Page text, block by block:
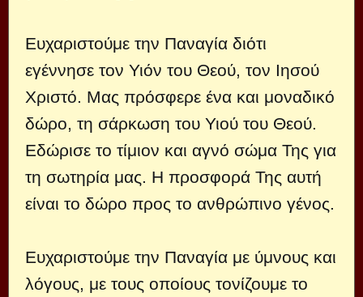
Ευχαριστούμε την Παναγία διότι
εγέννησε τον Υιόν του Θεού, τον Ιησού
Χριστό. Μας πρόσφερε ένα και μοναδικό
δώρο, τη σάρκωση του Υιού του Θεού.
Εδώρισε το τίμιον και αγνό σώμα Της για
τη σωτηρία μας. Η προσφορά Της αυτή
είναι το δώρο προς το ανθρώπινο γένος.
Ευχαριστούμε την Παναγία με ύμνους και
λόγους, με τους οποίους τονίζουμε το